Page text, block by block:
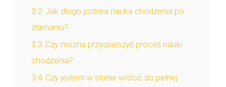
3.2 Jak długo potrwa nauka chodzenia po
złamaniu?
3.3 Czy można przyspieszyć proces nauki
chodzenia?
3.4 Czy jestem w stanie wrócić do pełnej